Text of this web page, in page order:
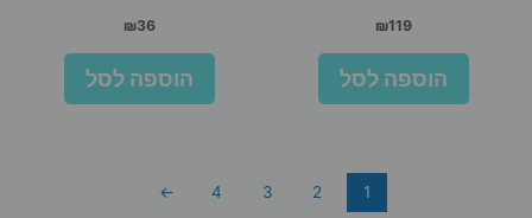
₪119
הוספה לסל
₪36
הוספה לסל
1
2
3
4
←